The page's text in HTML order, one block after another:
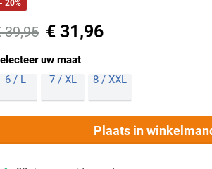
- 20%
39,95 € 31,96
uw maat
6 / L
7 / XL 8 / XXL
Plaats in